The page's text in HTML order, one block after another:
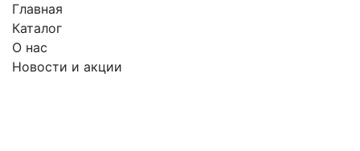
Главная
Каталог
О нас
Новости и акции